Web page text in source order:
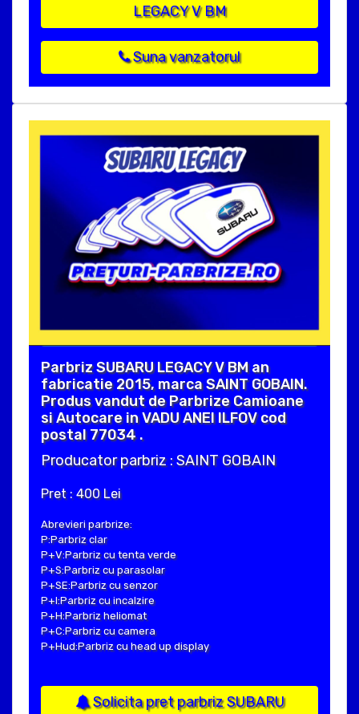
LEGACY V BM
Suna vanzatorul
Parbriz SUBARU LEGACY V BM an
fabricatie 2015, marca SAINT GOBAIN.
Produs vandut de Parbrize Camioane
si Autocare in VADU ANEI ILFOV cod
postal 77034 .
Producator parbriz : SAINT GOBAIN
Pret : 400 Lei
Abrevieri parbrize:
P:Parbriz clar
P+V:Parbriz cu tenta verde
P+S:Parbriz cu parasolar
P+SE:Parbriz cu senzor
P+I:Parbriz cu incalzire
P+H:Parbriz heliomat
P+C:Parbriz cu camera
P+Hud:Parbriz cu head up display
Solicita pret parbriz SUBARU